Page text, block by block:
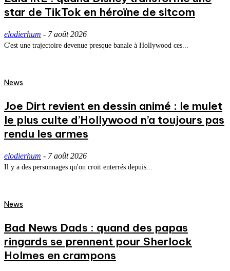
star de TikTok en héroïne de sitcom
elodierhum - 7 août 2026
C'est une trajectoire devenue presque banale à Hollywood ces...
News
Joe Dirt revient en dessin animé : le mulet
le plus culte d’Hollywood n’a toujours pas
rendu les armes
elodierhum - 7 août 2026
Il y a des personnages qu'on croit enterrés depuis...
News
Bad News Dads : quand des papas
ringards se prennent pour Sherlock
Holmes en crampons